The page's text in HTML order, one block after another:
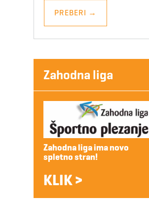
PREBERI →
Zahodna liga
Zahodna liga ima novo
spletno stran!
KLIK >